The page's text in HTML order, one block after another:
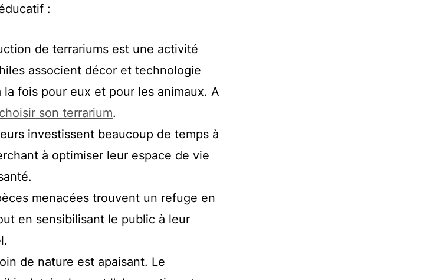
:
de terrariums est une activité
associent décor et technologie
fois pour eux et pour les animaux. A
son terrarium.
investissent beaucoup de temps à
à optimiser leur espace de vie
menacées trouvent un refuge en
en sensibilisant le public à leur
de nature est apaisant. Le